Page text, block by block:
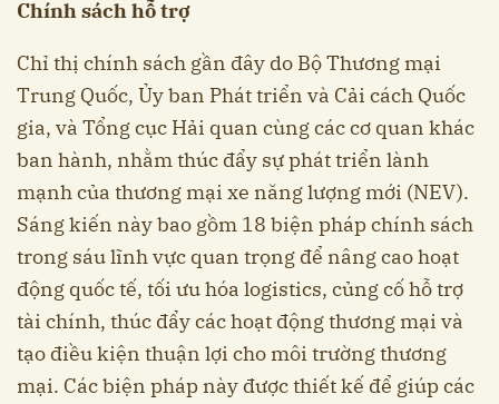
Chính sách hỗ trợ
Chỉ thị chính sách gần đây do Bộ Thương mại
Trung Quốc, Ủy ban Phát triển và Cải cách Quốc
gia, và Tổng cục Hải quan cùng các cơ quan khác
ban hành, nhằm thúc đẩy sự phát triển lành
mạnh của thương mại xe năng lượng mới (NEV).
Sáng kiến này bao gồm 18 biện pháp chính sách
trong sáu lĩnh vực quan trọng để nâng cao hoạt
động quốc tế, tối ưu hóa logistics, củng cố hỗ trợ
tài chính, thúc đẩy các hoạt động thương mại và
tạo điều kiện thuận lợi cho môi trường thương
mại. Các biện pháp này được thiết kế để giúp các